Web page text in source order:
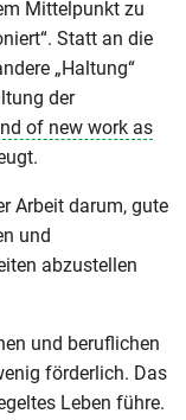
Mittelpunkt zu
Statt an die
„Haltung“
der
of new work as
Arbeit darum, gute
und
abzustellen
und beruflichen
förderlich. Das
Leben führe.